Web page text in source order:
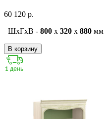
60 120 р.
ШxГxВ - 800 x 320 x 880 мм
В корзину